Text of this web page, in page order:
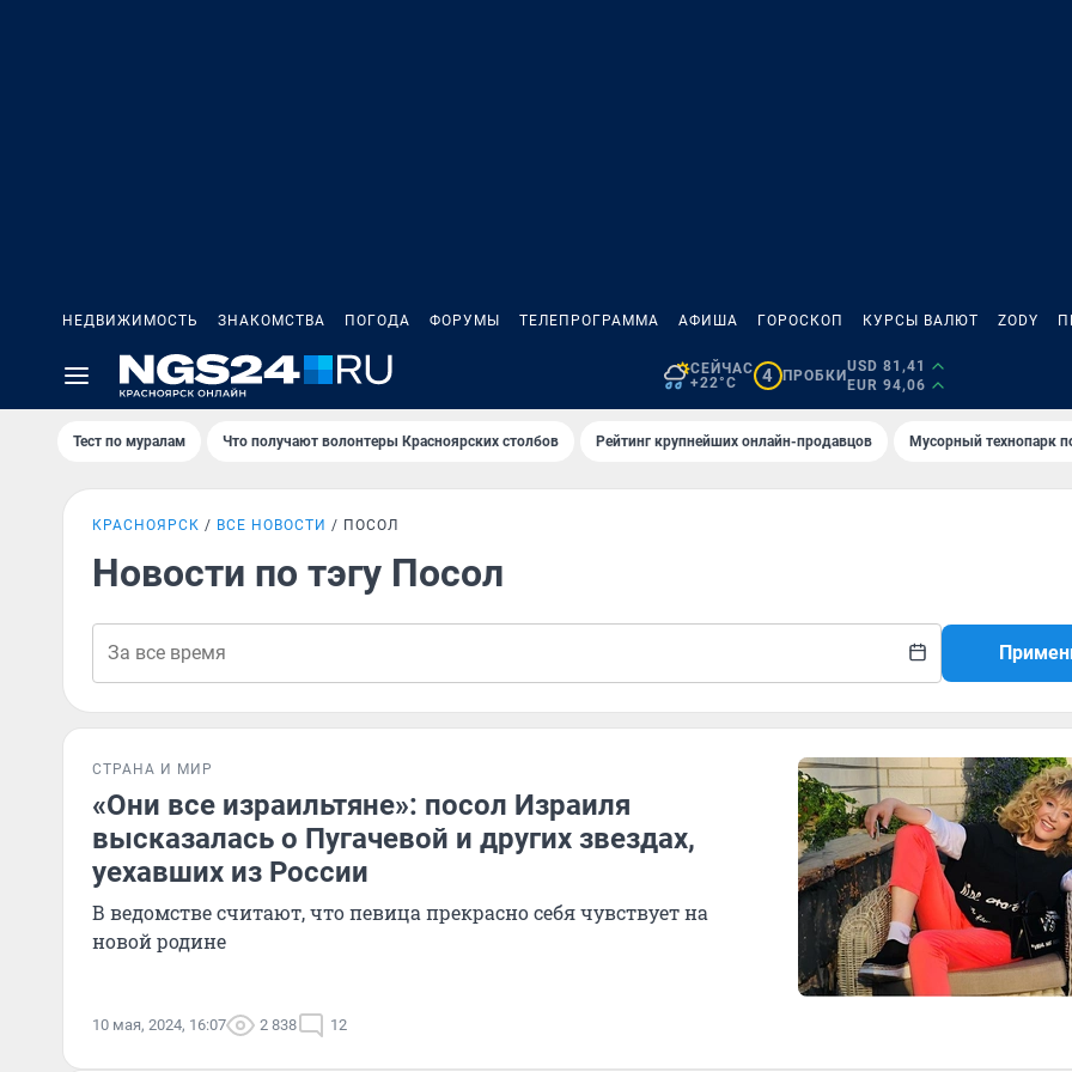
НЕДВИЖИМОСТЬ ЗНАКОМСТВА ПОГОДА ФОРУМЫ ТЕЛЕПРОГРАММА АФИША ГОРОСКОП КУРСЫ ВАЛЮТ ZODY
СЕЙЧАС
+22°C
4 ПРОБКИ
USD 81,41
EUR 94,06
Тест по мурaлaм Что получают волонтеры Красноярских столбов Рейтинг крупнейших онлайн-продавцов Мусорный технопарк
КРАСНОЯРСК ВСЕ НОВОСТИ ПОСОЛ
Новости по тэгу Посол
СТРАНА И МИР
«Они все израильтяне»: посол Израиля
высказалась о Пугачевой и других звездах,
уехавших из России
В ведомстве считают, что певица прекрасно себя чувствует на
новой родине
10 мая, 2024, 16:07 2 838 12